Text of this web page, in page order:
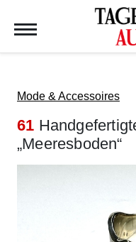
Mode & Accessoires
61
„Meeresboden“